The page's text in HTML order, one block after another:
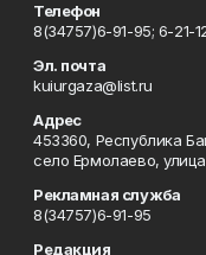
Телефон
8(34757)6-91-95; 6-21-
Эл. почта
kuiurgaza@list.ru
Адрес
453360, Республика
село Ермолаево,
Рекламная служба
8(34757)6-91-95
Редакция